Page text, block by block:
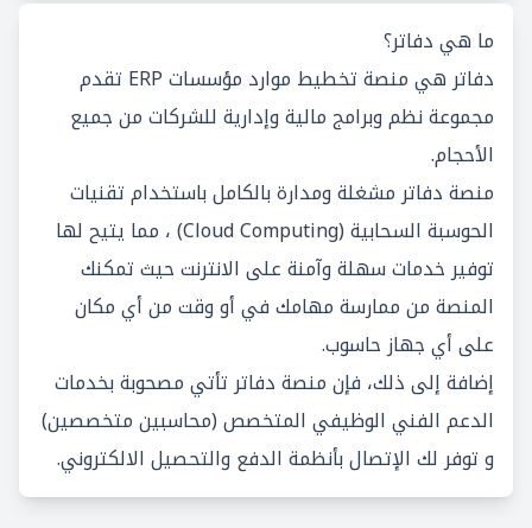
ما هي دفاتر؟
دفاتر هي منصة تخطيط موارد مؤسسات ERP تقدم
مجموعة نظم وبرامج مالية وإدارية للشركات من جميع
الأحجام.
منصة دفاتر مشغلة ومدارة بالكامل باستخدام تقنيات
الحوسبة السحابية (Cloud Computing) ، مما يتيح لها
توفير خدمات سهلة وآمنة على الانترنت حيث تمكنك
المنصة من ممارسة مهامك في أو وقت من أي مكان
على أي جهاز حاسوب.
إضافة إلى ذلك، فإن منصة دفاتر تأتي مصحوبة بخدمات
الدعم الفني الوظيفي المتخصص (محاسبين متخصصين)
و توفر لك الإتصال بأنظمة الدفع والتحصيل الالكتروني.